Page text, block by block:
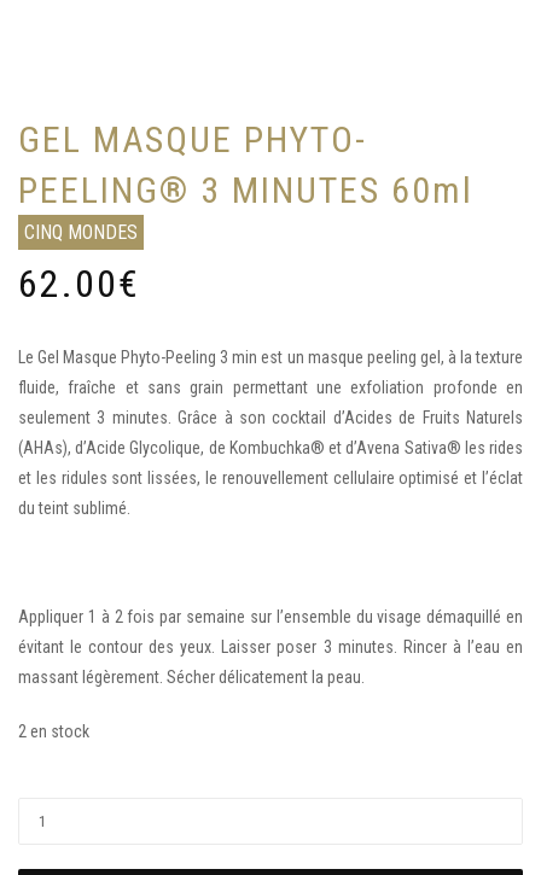
GEL MASQUE PHYTO-
PEELING® 3 MINUTES 60ml
CINQ MONDES
62.00€
Le Gel Masque Phyto-Peeling 3 min est un masque peeling gel, à la texture
fluide, fraîche et sans grain permettant une exfoliation profonde en
seulement 3 minutes. Grâce à son cocktail d’Acides de Fruits Naturels
(AHAs), d’Acide Glycolique, de Kombuchka® et d’Avena Sativa® les rides
et les ridules sont lissées, le renouvellement cellulaire optimisé et l’éclat
du teint sublimé.
Appliquer 1 à 2 fois par semaine sur l’ensemble du visage démaquillé en
évitant le contour des yeux. Laisser poser 3 minutes. Rincer à l’eau en
massant légèrement. Sécher délicatement la peau.
2 en stock